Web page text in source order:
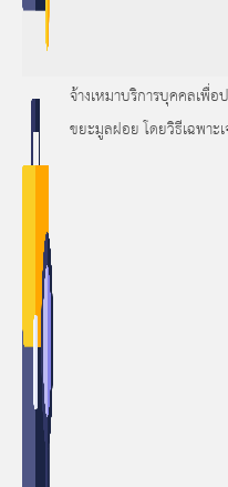
จ้างเหมาบริการบุคคลเพื่
ขยะมูลฝอย โดยวิธีเฉพาะเ